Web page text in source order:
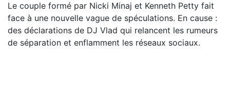
Le couple formé par Nicki Minaj et Kenneth Petty fait
face à une nouvelle vague de spéculations. En cause :
des déclarations de DJ Vlad qui relancent les rumeurs
de séparation et enflamment les réseaux sociaux.